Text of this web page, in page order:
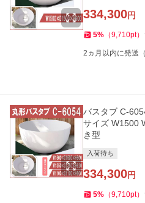
334,300円
5% （9,710pt）
2ヵ月以内に発送
バスタブ C-
サイズ W1500
き型
入荷待ち
334,300円
5% （9,710pt）